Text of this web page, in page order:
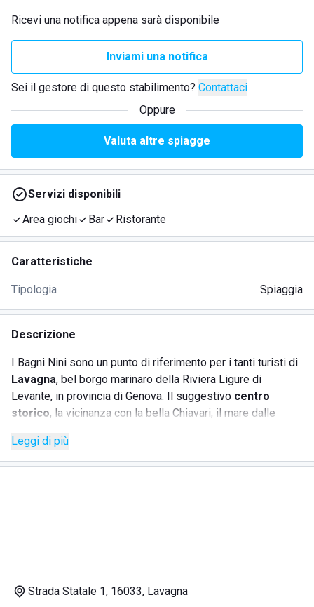
Ricevi una notifica appena sarà disponibile
Inviami una notifica
Sei il gestore di questo stabilimento? Contattaci
Oppure
Valuta altre spiagge
Servizi disponibili
Area giochi
Bar Ristorante
Caratteristiche
Tipologia Spiaggia
Descrizione
I Bagni Nini sono un punto di riferimento per i tanti turisti di
Lavagna, bel borgo marinaro della Riviera Ligure di
Levante, in provincia di Genova. Il suggestivo centro
storico, la vicinanza con la bella Chiavari, il mare dalle
l'entroterra boscoso rendono questa zona ideale per una
vacanza che non conosce noia. Il Lido Nini, anche durante i
un'attrezzataarea giochidove potersi divertire in
Leggi di più
Strada Statale 1, 16033, Lavagna